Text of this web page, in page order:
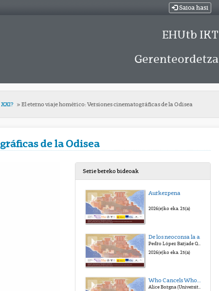
Saioa hasi
EHUtb IKT
Gerenteordetza
El eterno viaje homérico: Versiones cinematográficas de la Odisea
de la Odisea
Serie bereko bideoak
Aurkezpena
2026(e)ko eka. 25(a)
Pedro López Barjade Quiroga (USC)
2026(e)ko eka. 25(a)
Who Cancels Whom?A Transatlantic Misunderstanding
Alice Borgna (Universitàdel PiemonteOrientale)